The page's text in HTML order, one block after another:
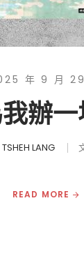
年 9 月
辦一
LANG
READ MORE